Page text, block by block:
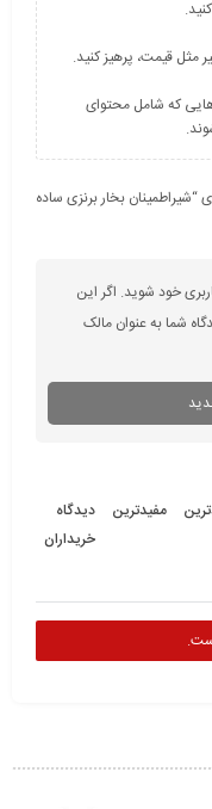
که شامل محتوای
“شیراطمینان بخار برنزی ساده
خود شوید. اگر این
شما به عنوان مالک
مفیدترین
دیدگاه
خریداران